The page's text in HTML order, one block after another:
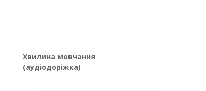
Хвилина мовчання
(аудіодоріжка)